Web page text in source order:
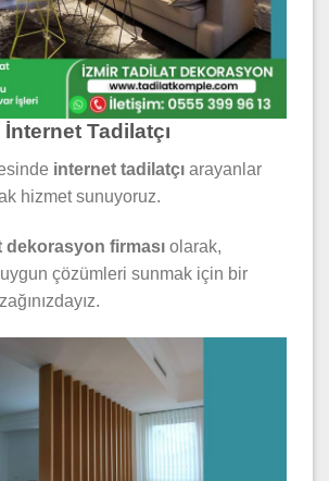
Tadilatçı
internet tadilatçı arayanlar
hizmet sunuyoruz.
dekorasyon firması olarak,
uygun çözümleri sunmak için bir